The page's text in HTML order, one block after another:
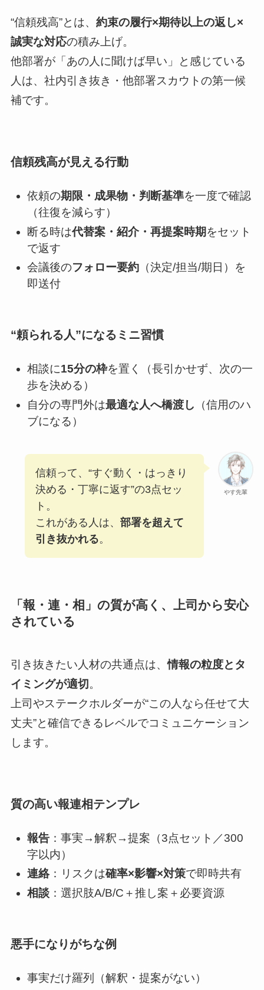
“信頼残高”とは、 約束の履行×期待以上の返し×
誠実な対応の積み上げ。
他部署が「あの人に聞けば早い」と感じている
人は、社内引き抜き・他部署スカウトの第一候
補です。
信頼残高が見える行動
依頼の期限・成果物・判断基準を一度で確認
（往復を減らす）
断る時は代替案・紹介・再提案時期をセット
で返す
会議後のフォロー要約 （決定/担当/期日）を
即送付
“頼られる人”になるミニ習慣
相談に15分の枠を置く（長引かせず、次の一
歩を決める）
自分の専門外は最適な人へ橋渡し
（信用のハ
ブになる）
やす先輩
信頼って、“すぐ動く・はっきり
決める・丁寧に返す”の3点セッ
ト。
これがある人は、 部署を超えて
引き抜かれる。
「報・連・相」の質が高く、上司から安心
されている
引き抜きたい人材の共通点は、情報の粒度とタ
イミングが適切。
上司やステークホルダーが“この人なら任せて大
丈夫”と確信できるレベルでコミュニケーション
します。
質の高い報連相テンプレ
報告 ：事実→解釈→提案（3点セット／300
字以内）
連絡：リスクは確率×影響×対策で即時共有
相談 ：選択肢A/B/C＋推し案＋必要資源
悪手になりがちな例
事実だけ羅列（解釈・提案がない）